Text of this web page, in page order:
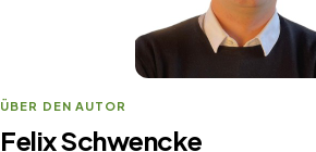
ÜBER DEN AUTOR
Felix Schwencke